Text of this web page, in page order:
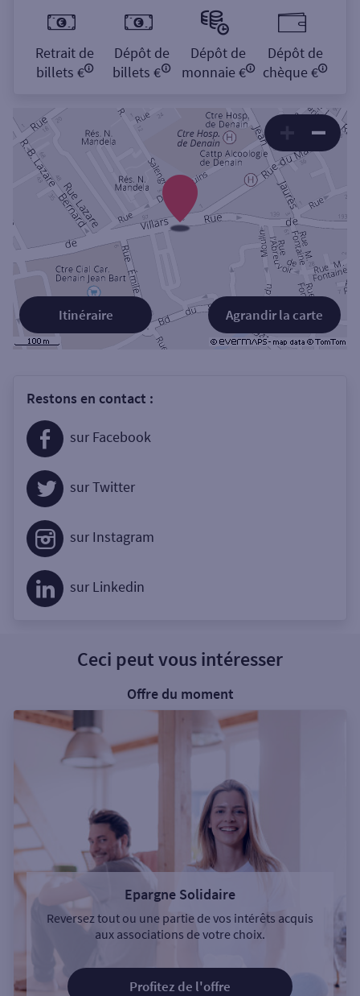
Retrait de
billets €
Dépôt de
billets €
Dépôt de
monnaie €
Dépôt de
chèque €
Agrandir la carte
Itinéraire
Restons en contact :
sur Facebook
sur Twitter
sur Instagram
sur Linkedin
Ceci peut vous intéresser
Offre du moment
Epargne Solidaire
Reversez tout ou une partie de vos intérêts acquis
aux associations de votre choix.
Profitez de l'offre